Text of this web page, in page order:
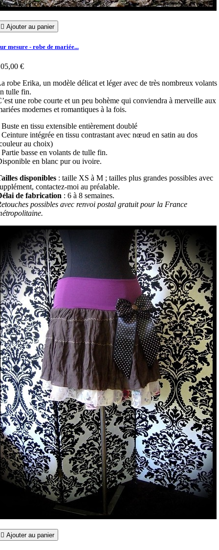
 Ajouter au panier
mesure - robe de mariée...
€
robe Erika, un modèle délicat et léger avec de très nombreux volants
tulle fin.
une robe courte et un peu bohème qui conviendra à merveille aux
modernes et romantiques à la fois.
Buste en tissu extensible entièrement doublé
Ceinture intégrée en tissu contrastant avec nœud en satin au dos
au choix)
Partie basse en volants de tulle fin.
en blanc pur ou ivoire.
disponibles : taille XS à M ; tailles plus grandes possibles avec
contactez-moi au préalable.
de fabrication : 6 à 8 semaines.
possibles avec renvoi postal gratuit pour la France
 Ajouter au panier